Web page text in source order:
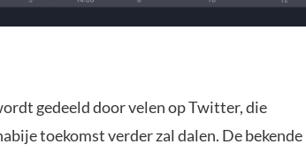
gedeeld door velen op Twitter, die
toekomst verder zal dalen. De bekende